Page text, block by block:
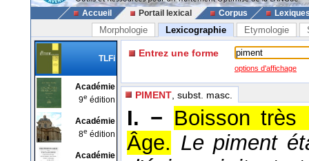
Accueil Portail lexical Corpus
Morphologie Lexicographie Etymologie
TLFi
Académie
9e édition
Académie
8e édition
Académie
Entrez une forme
options d'affichage
PIMENT , subst. masc.
I. − Boisson
Âge. Le piment